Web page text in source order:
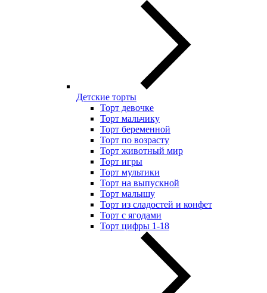
Детские торты
Торт девочке
Торт мальчику
Торт беременной
Торт по возрасту
Торт животный мир
Торт игры
Торт мультики
Торт на выпускной
Торт малышу
Торт из сладостей и конфет
Торт с ягодами
Торт цифры 1-18